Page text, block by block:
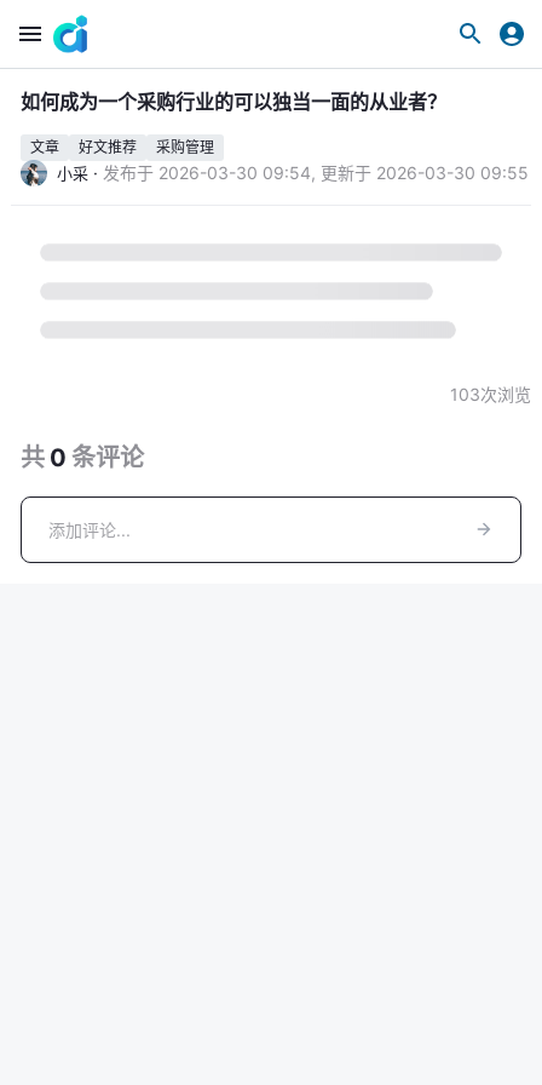
如何成为一个采购行业的可以独当一面的从业者？
文章 好文推荐 采购管理
小采 · 发布于 2026-03-30 09:54, 更新于 2026-03-30 09:55
103次浏览
共 0 条评论